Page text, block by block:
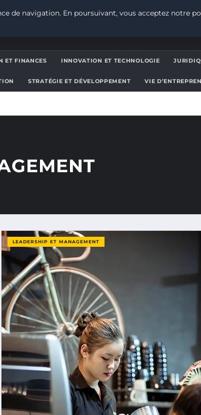
ET FINANCES INNOVATION ET TECHNOLOGIE
STRATÉGIE ET DÉVELOPPEMENT VIE
LEADERSHIP ET MANAGEMENT
de navigation. En poursuivant, vous acceptez notre